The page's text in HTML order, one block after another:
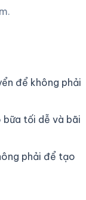
để không phải
bữa tối dễ và bãi
phải để tạo